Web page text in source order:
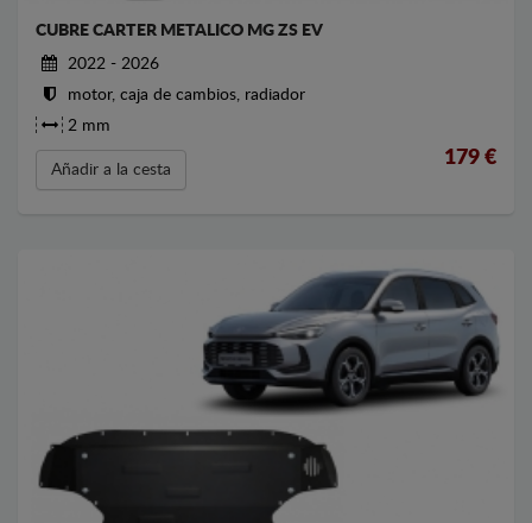
CUBRE CARTER METALICO MG ZS EV
2022 - 2026
motor, caja de cambios, radiador
2 mm
Añadir a la cesta
179 €